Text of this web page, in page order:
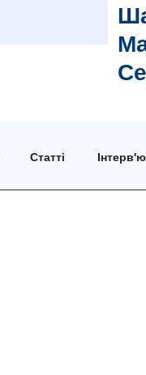
Статті Інтерв'ю